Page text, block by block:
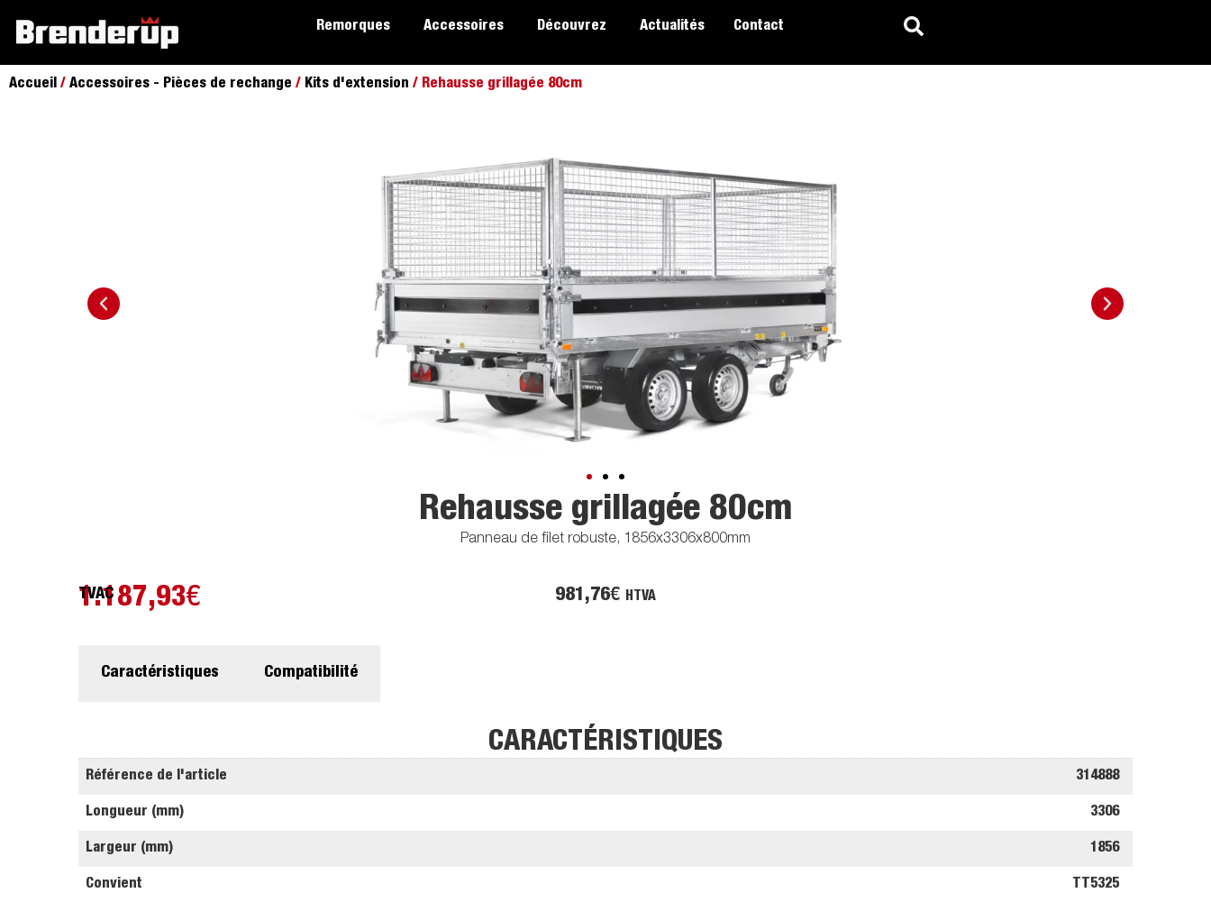
Remorques Accessoires Découvrez Actualités Contact
Accueil / Accessoires - Pièces de rechange / Kits d'extension / Rehausse grillagée 80cm
Rehausse grillagée 80cm
Panneau de filet robuste, 1856x3306x800mm
1.187,93€
TVAC 981,76€ HTVA
Caractéristiques Compatibilité
CARACTÉRISTIQUES
Référence de l'article 314888
Longueur (mm) 3306
Largeur (mm) 1856
Convient TT5325